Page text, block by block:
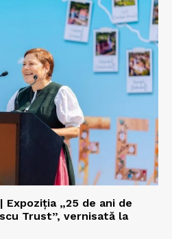
Expoziţia „25 de ani de
Trust”, vernisată la